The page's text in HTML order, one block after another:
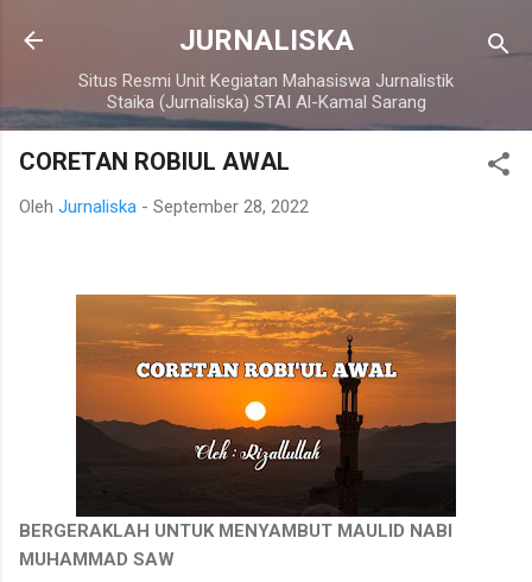
Langsung ke konten utama
JURNALISKA
Situs Resmi Unit Kegiatan Mahasiswa Jurnalistik
Staika (Jurnaliska) STAI Al-Kamal Sarang
CORETAN ROBIUL AWAL
Oleh Jurnaliska - September 28, 2022
BERGERAKLAH UNTUK MENYAMBUT MAULID NABI
MUHAMMAD SAW